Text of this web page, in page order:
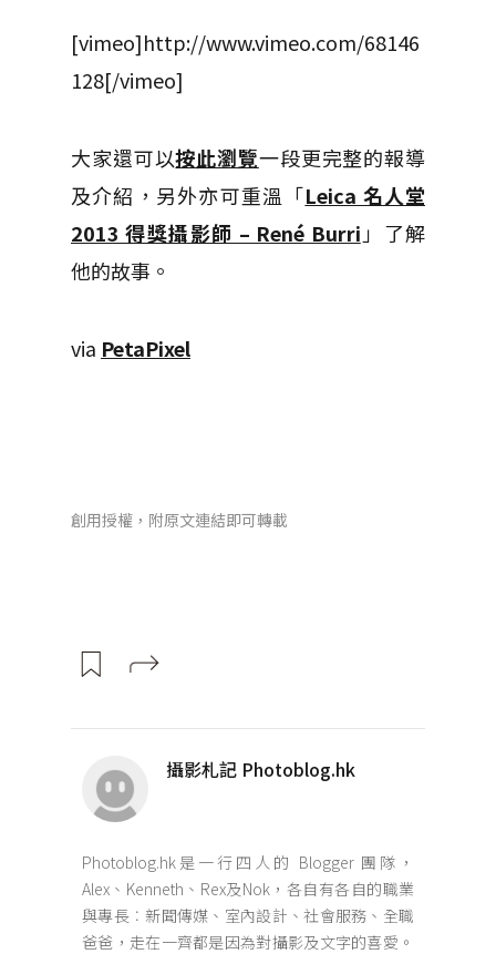
[vimeo]http://www.vimeo.com/68146
128[/vimeo]
大家還可以按此瀏覽一段更完整的報導
及介紹，另外亦可重溫「Leica 名人堂
2013 得獎攝影師 – René Burri 」了解
他的故事。
via PetaPixel
創用授權，附原文連結即可轉載
攝影札記 Photoblog.hk
Photoblog.hk是一行四人的 Blogger 團隊，
Alex、Kenneth、Rex及Nok，各自有各自的職業
與專長︰新聞傳媒、室內設計、社會服務、全職
爸爸，走在一齊都是因為對攝影及文字的喜愛。